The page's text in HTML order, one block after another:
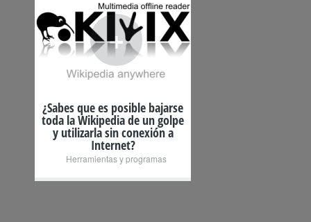
+
¿Sabes que es posible bajarse
toda la Wikipedia de un golpe
y utilizarla sin conexión a
Internet?
Herramientas y programas